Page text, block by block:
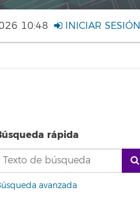
10:48 INICIAR SESIÓN
rápida
avanzada